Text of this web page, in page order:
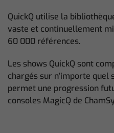
QuickQ utilise la
vaste et continuellement
60 000 références.
Les shows QuickQ sont
chargés sur n’importe quel
permet une progression
consoles MagicQ de